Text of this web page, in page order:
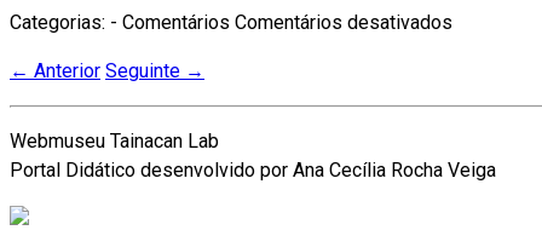
Categorias: - Comentários Comentários desativados
← Anterior Seguinte →
Webmuseu Tainacan Lab
Portal Didático desenvolvido por Ana Cecília Rocha Veiga